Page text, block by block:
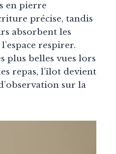
en pierre
précise, tandis
absorbent les
respirer.
plus belles vues lors
repas, l’îlot devient
sur la